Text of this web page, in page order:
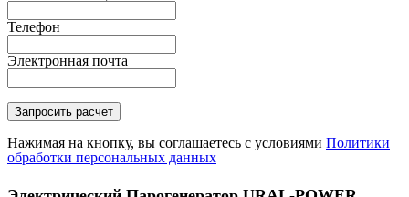
Телефон
Электронная почта
Нажимая на кнопку, вы соглашаетесь с условиями Политики
обработки персональных данных